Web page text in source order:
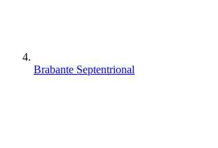
Brabante Septentrional